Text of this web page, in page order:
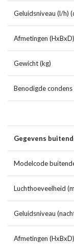
Geluidsniveau (l/h)
Afmetingen
Gewicht (kg)
Benodigde
Gegevens
Modelcode
Luchthoeveelheid
Geluidsniveau
Afmetingen